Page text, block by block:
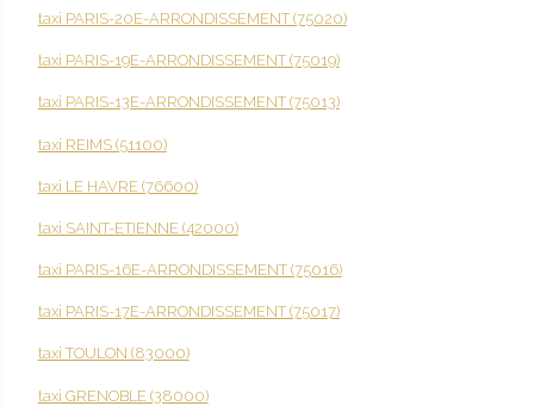
taxi PARIS-20E-ARRONDISSEMENT (75020)
taxi PARIS-19E-ARRONDISSEMENT (75019)
taxi PARIS-13E-ARRONDISSEMENT (75013)
taxi REIMS (51100)
taxi LE HAVRE (76600)
taxi SAINT-ETIENNE (42000)
taxi PARIS-16E-ARRONDISSEMENT (75016)
taxi PARIS-17E-ARRONDISSEMENT (75017)
taxi TOULON (83000)
taxi GRENOBLE (38000)